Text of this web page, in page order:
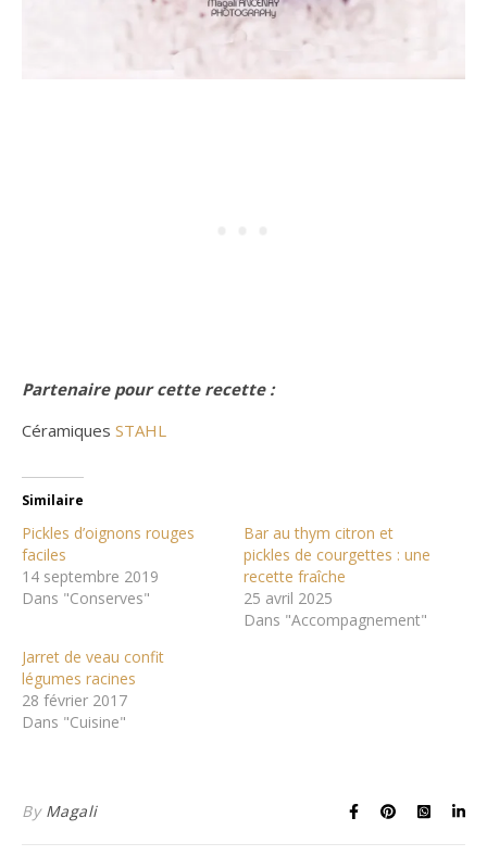
Partenaire pour cette recette :
Céramiques STAHL
Similaire
Pickles d’oignons rouges
faciles
14 septembre 2019
Dans "Conserves"
Bar au thym citron et
pickles de courgettes : une
recette fraîche
25 avril 2025
Dans "Accompagnement"
Jarret de veau confit
légumes racines
28 février 2017
Dans "Cuisine"
By Magali